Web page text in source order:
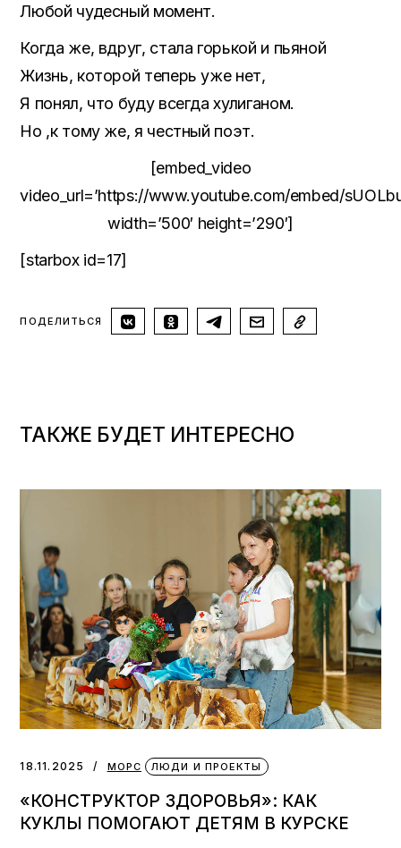
Любой чудесный момент.
Когда же, вдруг, стала горькой и пьяной
Жизнь, которой теперь уже нет,
Я понял, что буду всегда хулиганом.
Но ,к тому же, я честный поэт.
[embed_video
video_url=’https://www.youtube.com/embed/
width=’500′ height=’290′]
[starbox id=17]
ПОДЕЛИТЬСЯ
ТАКЖЕ БУДЕТ ИНТЕРЕСНО
18.11.2025 МОРС ЛЮДИ И ПРОЕКТЫ
«КОНСТРУКТОР ЗДОРОВЬЯ»: КАК
КУКЛЫ ПОМОГАЮТ ДЕТЯМ В КУРСКЕ